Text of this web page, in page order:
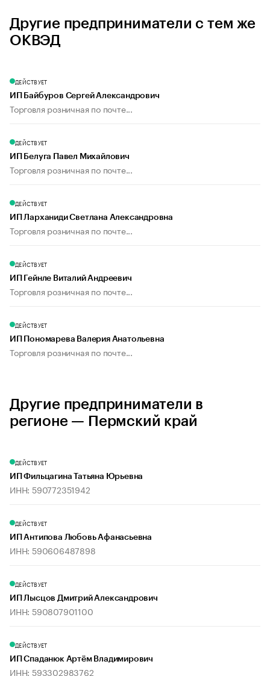
Другие предприниматели с тем же
ОКВЭД
ДЕЙСТВУЕТ
ИП Байбуров Сергей Александрович
Торговля розничная по почте...
ДЕЙСТВУЕТ
ИП Белуга Павел Михайлович
Торговля розничная по почте...
ДЕЙСТВУЕТ
ИП Ларханиди Светлана Александровна
Торговля розничная по почте...
ДЕЙСТВУЕТ
ИП Гейнле Виталий Андреевич
Торговля розничная по почте...
ДЕЙСТВУЕТ
ИП Пономарева Валерия Анатольевна
Торговля розничная по почте...
Другие предприниматели в
регионе — Пермский край
ДЕЙСТВУЕТ
ИП Фильцагина Татьяна Юрьевна
ИНН: 590772351942
ДЕЙСТВУЕТ
ИП Антипова Любовь Афанасьевна
ИНН: 590606487898
ДЕЙСТВУЕТ
ИП Лысцов Дмитрий Александрович
ИНН: 590807901100
ДЕЙСТВУЕТ
ИП Спаданюк Артём Владимирович
ИНН: 593302983762